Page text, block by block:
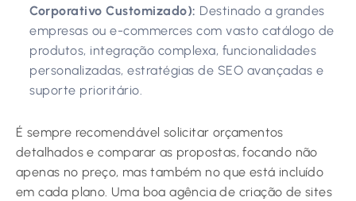
Corporativo Customizado): Destinado a grandes
empresas ou e-commerces com vasto catálogo de
produtos, integração complexa, funcionalidades
personalizadas, estratégias de SEO avançadas e
suporte prioritário.
É sempre recomendável solicitar orçamentos
detalhados e comparar as propostas, focando não
apenas no preço, mas também no que está incluído
em cada plano. Uma boa agência de criação de sites